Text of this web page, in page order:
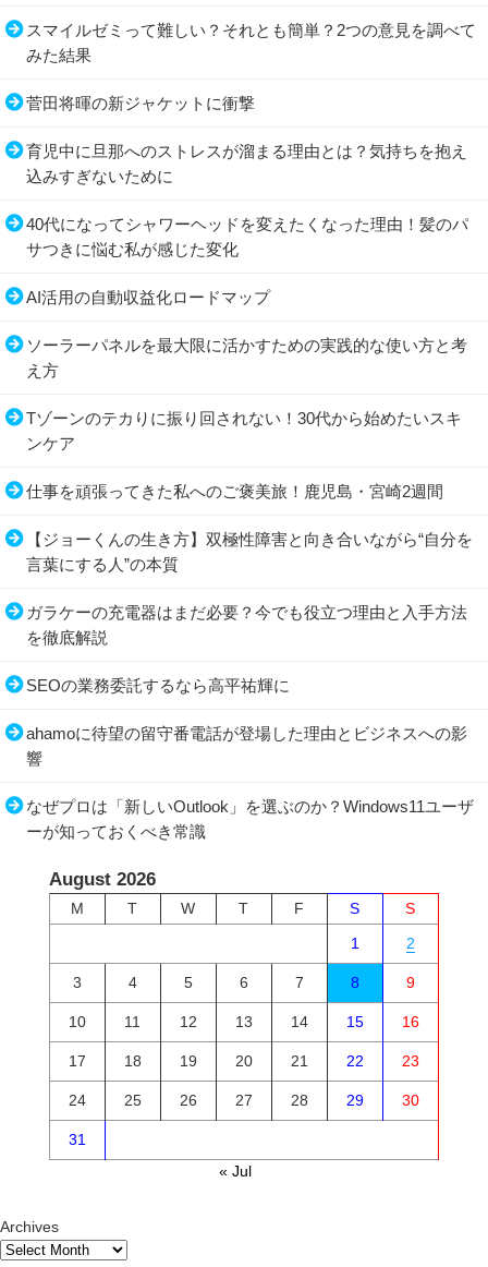
スマイルゼミって難しい？それとも簡単？2つの意見を調べて
みた結果
菅田将暉の新ジャケットに衝撃
育児中に旦那へのストレスが溜まる理由とは？気持ちを抱え
込みすぎないために
40代になってシャワーヘッドを変えたくなった理由！髪のパ
サつきに悩む私が感じた変化
AI活用の自動収益化ロードマップ
ソーラーパネルを最大限に活かすための実践的な使い方と考
え方
Tゾーンのテカりに振り回されない！30代から始めたいスキ
ンケア
仕事を頑張ってきた私へのご褒美旅！鹿児島・宮崎2週間
【ジョーくんの生き方】双極性障害と向き合いながら“自分を
言葉にする人”の本質
ガラケーの充電器はまだ必要？今でも役立つ理由と入手方法
を徹底解説
SEOの業務委託するなら高平祐輝に
ahamoに待望の留守番電話が登場した理由とビジネスへの影
響
なぜプロは「新しいOutlook」を選ぶのか？Windows11ユーザ
ーが知っておくべき常識
August 2026
M T W T F S
S
1
2
3 4 5 6 7 8 9
10 11 12 13 14 15 16
17 18 19 20 21 22 23
24 25 26 27 28 29 30
31
« Jul
Archives